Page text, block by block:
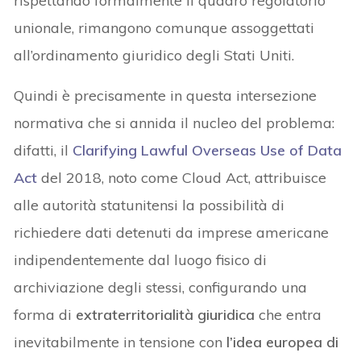
unionale, rimangono comunque assoggettati
all’ordinamento giuridico degli Stati Uniti.
Quindi è precisamente in questa intersezione
normativa che si annida il nucleo del problema:
difatti, il Clarifying Lawful Overseas Use of Data
Act del 2018, noto come Cloud Act, attribuisce
alle autorità statunitensi la possibilità di
richiedere dati detenuti da imprese americane
indipendentemente dal luogo fisico di
archiviazione degli stessi, configurando una
forma di extraterritorialità giuridica che entra
inevitabilmente in tensione con l’idea europea di